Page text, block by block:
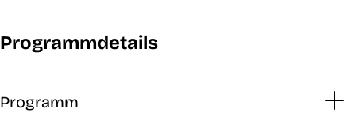
Programmdetails
Programm